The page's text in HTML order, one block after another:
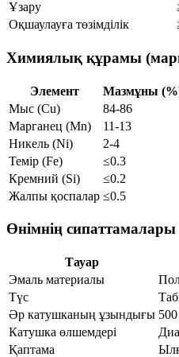
Ұзару
Оқшаулауға төзімділік
Химиялық құрамы
Элемент
Мазмұны
Мыс (Cu)
84-86
Марганец (Mn)
11-13
Никель (Ni)
2-4
Темір (Fe)
≤0.3
Кремний (Si)
≤0.2
Жалпы қоспалар ≤0.5
Өнімнің сипаттамалары
Тауар
Эмаль материалы
Түс
Әр катушканың ұзындығы
Катушка өлшемдері
Қаптама